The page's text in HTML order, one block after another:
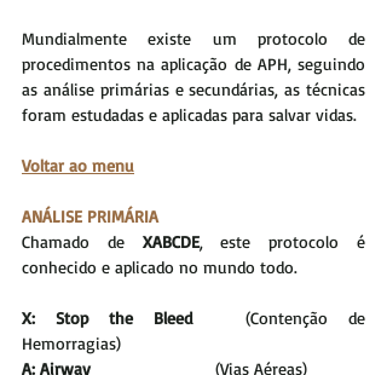
Mundialmente existe um protocolo de
procedimentos na aplicação de APH, seguindo
as análise primárias e secundárias, as técnicas
foram estudadas e aplicadas para salvar vidas.
Voltar ao menu
ANÁLISE PRIMÁRIA
Chamado de XABCDE, este protocolo é
conhecido e aplicado no mundo todo.
(Contenção de
Hemorragias)
A: Airway
(Vias Aéreas)